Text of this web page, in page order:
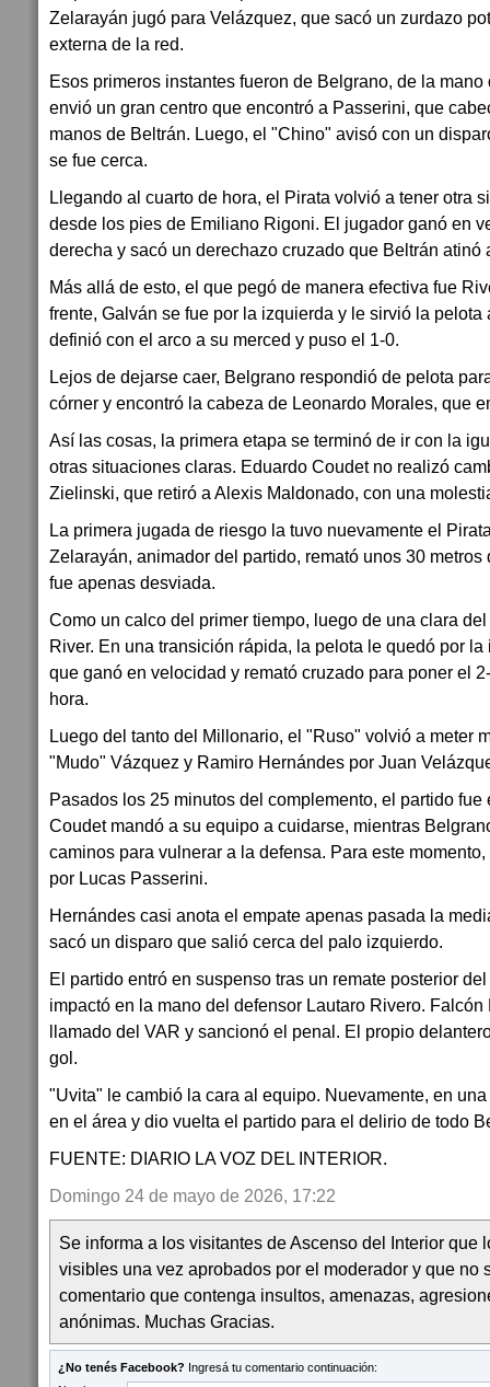
Zelarayán jugó para Velázquez, que sacó un zurdazo
externa de la red.
Esos primeros instantes fueron de Belgrano, de la
envió un gran centro que encontró a Passerini, que
manos de Beltrán. Luego, el "Chino" avisó con un
se fue cerca.
Llegando al cuarto de hora, el Pirata volvió a tener otra
desde los pies de Emiliano Rigoni. El jugador ganó en
derecha y sacó un derechazo cruzado que Beltrán atinó
Más allá de esto, el que pegó de manera efectiva fue
frente, Galván se fue por la izquierda y le sirvió la
definió con el arco a su merced y puso el 1-0.
Lejos de dejarse caer, Belgrano respondió de pelota
córner y encontró la cabeza de Leonardo Morales, que
Así las cosas, la primera etapa se terminó de ir con la
otras situaciones claras. Eduardo Coudet no realizó
Zielinski, que retiró a Alexis Maldonado, con una
La primera jugada de riesgo la tuvo nuevamente el
Zelarayán, animador del partido, remató unos 30 metros
fue apenas desviada.
Como un calco del primer tiempo, luego de una clara
River. En una transición rápida, la pelota le quedó por
que ganó en velocidad y remató cruzado para poner el
hora.
Luego del tanto del Millonario, el "Ruso" volvió a meter
"Mudo" Vázquez y Ramiro Hernándes por Juan
Pasados los 25 minutos del complemento, el partido fue
Coudet mandó a su equipo a cuidarse, mientras
caminos para vulnerar a la defensa. Para este
por Lucas Passerini.
Hernándes casi anota el empate apenas pasada la
sacó un disparo que salió cerca del palo izquierdo.
El partido entró en suspenso tras un remate posterior
impactó en la mano del defensor Lautaro Rivero. Falcón
llamado del VAR y sancionó el penal. El propio
gol.
"Uvita" le cambió la cara al equipo. Nuevamente, en
en el área y dio vuelta el partido para el delirio de todo
FUENTE: DIARIO LA VOZ DEL INTERIOR.
Domingo 24 de mayo de 2026, 17:22
Se informa a los visitantes de Ascenso del Interior que
visibles una vez aprobados por el moderador y que no
comentario que contenga insultos, amenazas,
anónimas. Muchas Gracias.
¿No tenés Facebook? Ingresá tu comentario continuación: